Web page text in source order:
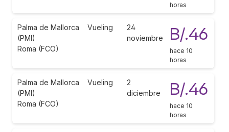
horas
Palma de Mallorca
(PMI)
Roma (FCO)
Vueling
24
noviembre
B/.46
hace 10
horas
Palma de Mallorca
(PMI)
Roma (FCO)
Vueling
2
diciembre
B/.46
hace 10
horas